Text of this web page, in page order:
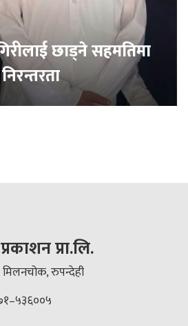
छाड्ने सहमतिमा
प्रा.लि.
मिलनचोक, रुपन्देही